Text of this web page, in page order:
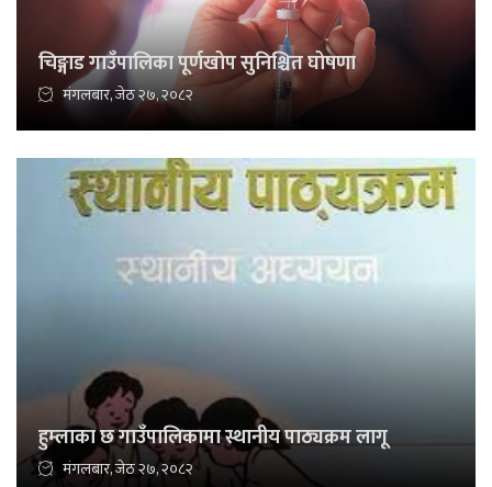
चिङ्गाड गाउँपालिका पूर्णखोप सुनिश्चित घोषणा
मंगलबार, जेठ २७, २०८२
हुम्लाका छ गाउँपालिकामा स्थानीय पाठ्यक्रम लागू
मंगलबार, जेठ २७, २०८२